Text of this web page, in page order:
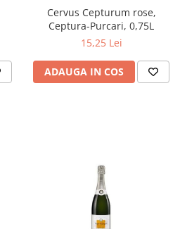
Cervus Cepturum rose,
Ceptura-Purcari, 0,75L
15,25 Lei
ADAUGA IN COS